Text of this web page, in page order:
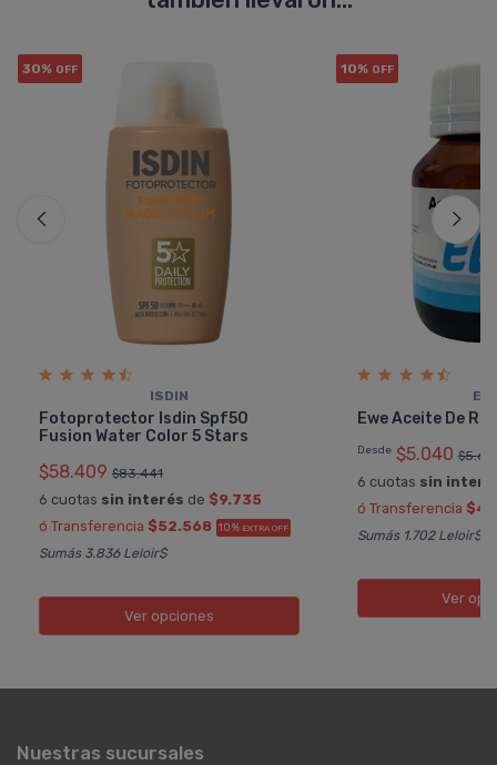
30% OFF
ISDIN
Fotoprotector Isdin Spf50
Fusion Water Color 5 Stars
$58.409 $83.441
6 cuotas sin interés de $9.735
ó Transferencia $52.568 10% EXTRA OFF
Sumás 3.836 Leloir$
Ver opciones
10% OFF
Ewe Aceite De
Desde $5.040
6 cuotas sin
ó Transferencia
Sumás 1.702 Leloir$
Ver
Nuestras sucursales